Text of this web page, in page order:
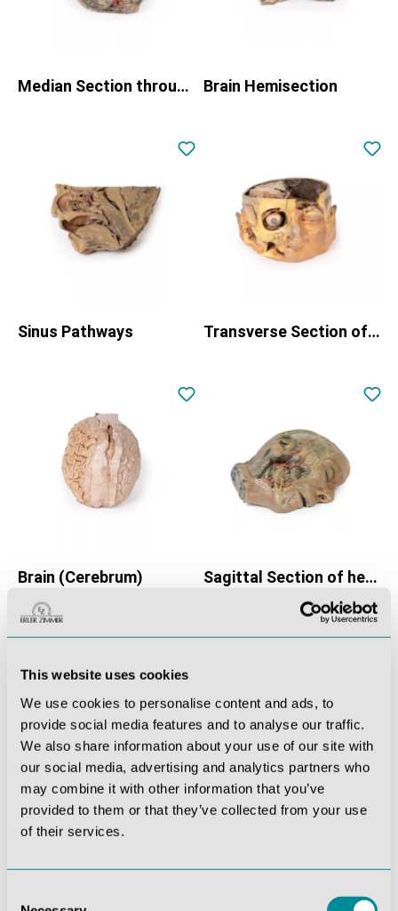
This website uses cookies
We use cookies to personalise content and ads, to
provide social media features and to analyse our traffic.
We also share information about your use of our site with
our social media, advertising and analytics partners who
may combine it with other information that you’ve
provided to them or that they’ve collected from your use
of their services.
Median Section through head sagittal section of head with deep dissection Brain Hemisection
Sinus Pathways Transverse Section of the head
Brain (Cerebrum) Sagittal Section of head with infratemporal Fossa Dissection